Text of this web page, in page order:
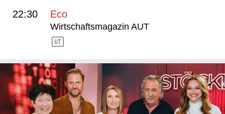
22:30 Eco
Wirtschaftsmagazin AUT